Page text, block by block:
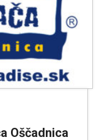
Oščadnica